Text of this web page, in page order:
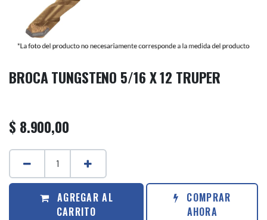
BROCA TUNGSTENO 5/16 X 12 TRUPER
$ 8.900,00
AGREGAR AL
CARRITO
COMPRAR
AHORA